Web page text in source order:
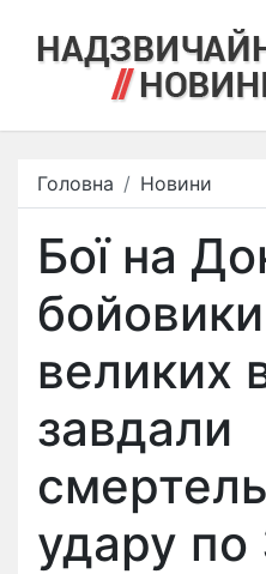
Головна Новини
Бої на
бойовики
великих
завдали
удару